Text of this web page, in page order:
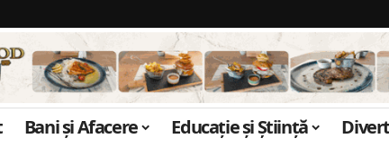
Bani și Afacere Educație și Știință